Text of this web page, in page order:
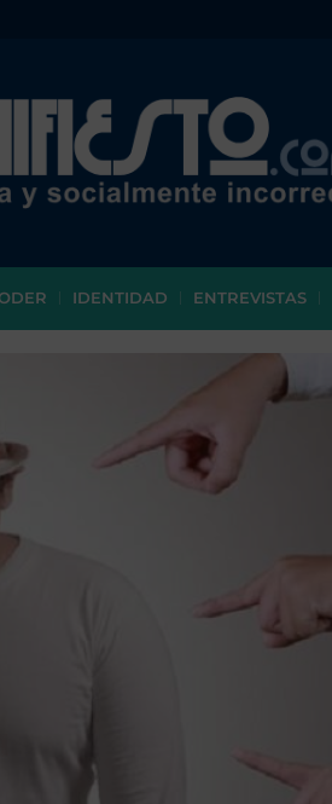
IDENTIDAD ENTREVISTAS